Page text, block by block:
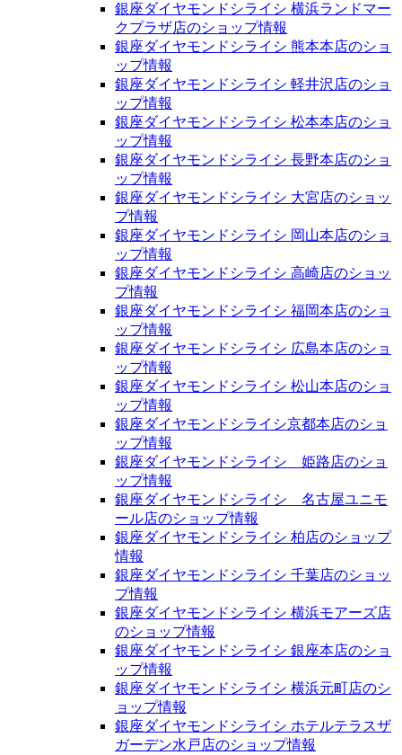
銀座ダイヤモンドシライシ 横浜ランドマー
クプラザ店のショップ情報
銀座ダイヤモンドシライシ 熊本本店のショ
ップ情報
銀座ダイヤモンドシライシ 軽井沢店のショ
ップ情報
銀座ダイヤモンドシライシ 松本本店のショ
ップ情報
銀座ダイヤモンドシライシ 長野本店のショ
ップ情報
銀座ダイヤモンドシライシ 大宮店のショッ
プ情報
銀座ダイヤモンドシライシ 岡山本店のショ
ップ情報
銀座ダイヤモンドシライシ 高崎店のショッ
プ情報
銀座ダイヤモンドシライシ 福岡本店のショ
ップ情報
銀座ダイヤモンドシライシ 広島本店のショ
ップ情報
銀座ダイヤモンドシライシ 松山本店のショ
ップ情報
銀座ダイヤモンドシライシ京都本店のショ
ップ情報
銀座ダイヤモンドシライシ 姫路店のショ
ップ情報
銀座ダイヤモンドシライシ 名古屋ユニモ
ール店のショップ情報
銀座ダイヤモンドシライシ 柏店のショップ
情報
銀座ダイヤモンドシライシ 千葉店のショッ
プ情報
銀座ダイヤモンドシライシ 横浜モアーズ店
のショップ情報
銀座ダイヤモンドシライシ 銀座本店のショ
ップ情報
銀座ダイヤモンドシライシ 横浜元町店のシ
ョップ情報
銀座ダイヤモンドシライシ ホテルテラスザ
ガーデン水戸店のショップ情報